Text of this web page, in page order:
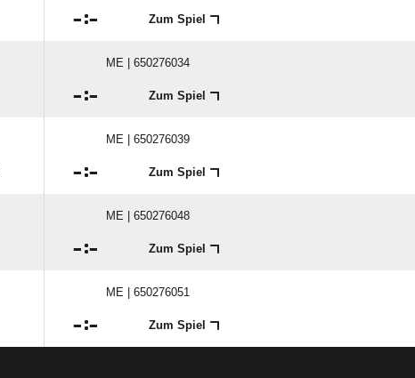
: Zum Spiel
ME | 650276034
: Zum Spiel
ME | 650276039
: Zum Spiel
ME | 650276048
: Zum Spiel
ME | 650276051
: Zum Spiel